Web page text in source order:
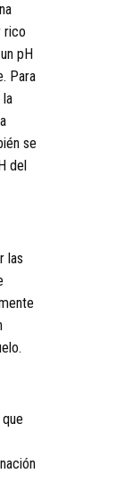
rico
pH
Para
se
del
las